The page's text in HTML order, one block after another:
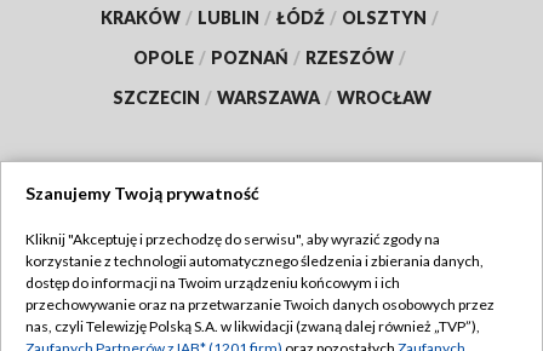
KRAKÓW / LUBLIN / ŁÓDŹ / OLSZTYN /
OPOLE / POZNAŃ / RZESZÓW /
SZCZECIN / WARSZAWA / WROCŁAW
TVP
Abonament TVP
Emisja w TVP
Regulamin TVP
Szanujemy Twoją prywatność
Kliknij "Akceptuję i przechodzę do serwisu", aby wyrazić zgody na
korzystanie z technologii automatycznego śledzenia i zbierania danych,
dostęp do informacji na Twoim urządzeniu końcowym i ich
przechowywanie oraz na przetwarzanie Twoich danych osobowych przez
nas, czyli Telewizję Polską S.A. w likwidacji (zwaną dalej również „TVP”),